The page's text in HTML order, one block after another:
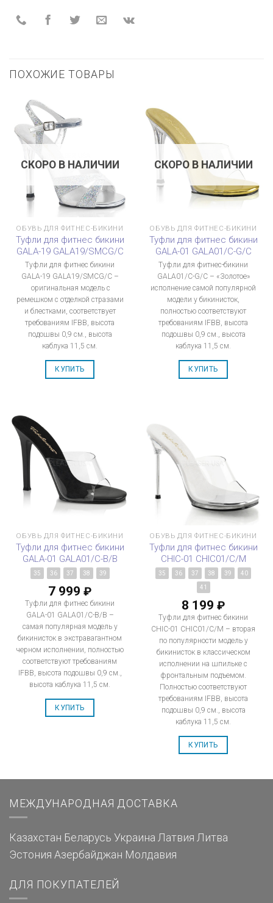
ПОХОЖИЕ ТОВАРЫ
СКОРО В НАЛИЧИИ
ОБУВЬ ДЛЯ ФИТНЕС-БИКИНИ
Туфли для фитнес бикини
GALA-19 GALA19/SMCG/C
Туфли для фитнес бикини
GALA-19 GALA19/SMCG/C –
оригинальная модель с
ремешком с отделкой стразами
и блестками, соответствует
требованиям IFBB, высота
подошвы 0,9 см., высота
каблука 11,5 см.
КУПИТЬ
СКОРО В НАЛИЧИИ
ОБУВЬ ДЛЯ ФИТНЕС-БИКИНИ
Туфли для фитнес бикини
GALA-01 GALA01/C-G/C
Туфли для фитнес-бикини
GALA01/C-G/C – «Золотое»
исполнение самой популярной
модели у бикинисток,
полностью соответствуют
требованиям IFBB, высота
подошвы 0,9 см., высота
каблука 11,5 см.
КУПИТЬ
ОБУВЬ ДЛЯ ФИТНЕС-БИКИНИ
Туфли для фитнес бикини
GALA-01 GALA01/C-B/B
35 36 37 38 39
7 999 ₽
Туфли для фитнес бикини
GALA-01 GALA01/C-B/B –
самая популярная модель у
бикинисток в экстравагантном
черном исполнении, полностью
соответствуют требованиям
IFBB, высота подошвы 0,9 см.,
высота каблука 11,5 см.
КУПИТЬ
ОБУВЬ ДЛЯ ФИТНЕС-БИКИНИ
Туфли для фитнес бикини
CHIC-01 CHIC01/C/M
35 36 37 38 39 40
41
8 199 ₽
Туфли для фитнес бикини
CHIC-01 CHIC01/C/M – вторая
по популярности модель у
бикинисток в классическом
исполнении на шпильке с
фронтальным подъемом.
Полностью соответствуют
требованиям IFBB, высота
подошвы 0,9 см., высота
каблука 11,5 см.
КУПИТЬ
МЕЖДУНАРОДНАЯ ДОСТАВКА
Казахстан Беларусь Украина Латвия Литва
Эстония Азербайджан Молдавия
ДЛЯ ПОКУПАТЕЛЕЙ